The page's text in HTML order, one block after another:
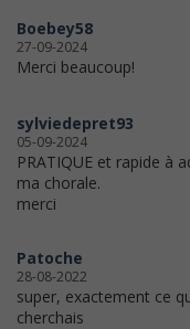
Boebey58
27-09-2024
Merci beaucoup!
sylviedepret93
05-09-2024
PRATIQUE et rapide à
ma chorale.
merci
Patoche
28-08-2022
super, exactement ce
cherchais